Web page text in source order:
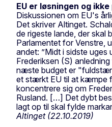
EU er løsningen og
Diskussionen om EU's
Det skriver Altinget.
de rigeste lande, der skal
Parlamentet for Venstre,
andet: ”Midt i sidste
Frederiksen (S)
næste budget er
et stærkt EU til at kæmpe
koncentrere sig om
Rusland. […] Det dybt
lagt op til skal fylde
Altinget (22.10.2019)